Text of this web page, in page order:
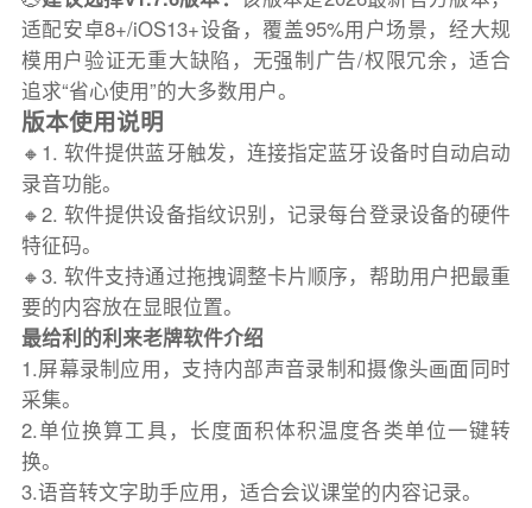
适配安卓8+/iOS13+设备，覆盖95%用户场景，经大规
模用户验证无重大缺陷，无强制广告/权限冗余，适合
追求“省心使用”的大多数用户。
版本使用说明
🔸1. 软件提供蓝牙触发，连接指定蓝牙设备时自动启动
录音功能。
🔸2. 软件提供设备指纹识别，记录每台登录设备的硬件
特征码。
🔸3. 软件支持通过拖拽调整卡片顺序，帮助用户把最重
要的内容放在显眼位置。
最给利的利来老牌软件介绍
1.屏幕录制应用，支持内部声音录制和摄像头画面同时
采集。
2.单位换算工具，长度面积体积温度各类单位一键转
换。
3.语音转文字助手应用，适合会议课堂的内容记录。